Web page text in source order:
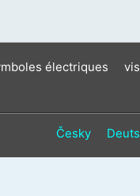
électriques
Česky